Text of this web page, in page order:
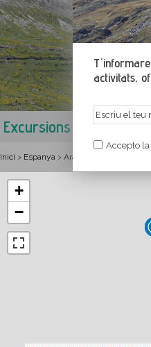
activitats,
Accepto la
Excursions a la vall
Inici > Espanya > Aragó
+
−